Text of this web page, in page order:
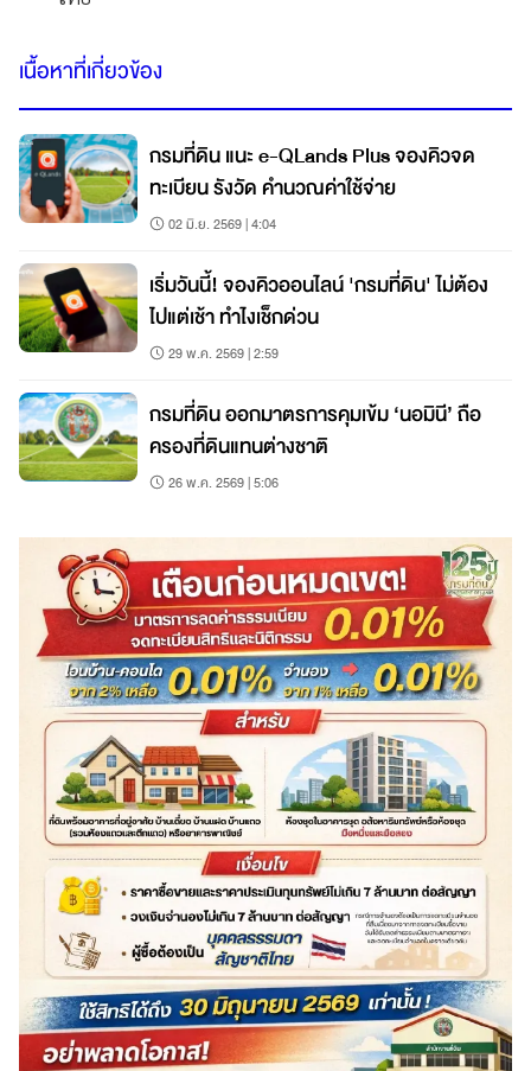
เนื้อหาที่เกี่ยวข้อง
กรมที่ดิน แนะ e-QLands Plus จองคิวจด
ทะเบียน รังวัด คำนวณค่าใช้จ่าย
02 มิ.ย. 2569 | 4:04
เริ่มวันนี้! จองคิวออนไลน์ 'กรมที่ดิน' ไม่ต้อง
ไปแต่เช้า ทำไงเช็กด่วน
29 พ.ค. 2569 | 2:59
กรมที่ดิน ออกมาตรการคุมเข้ม ‘นอมินี’ ถือ
ครองที่ดินแทนต่างชาติ
26 พ.ค. 2569 | 5:06